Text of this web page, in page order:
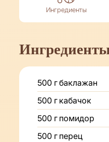
Ингредиенты
500 гбаклажан
500 г кабачок
500 г помидор
500 г перец